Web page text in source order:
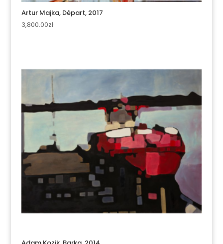
Artur Majka, Départ, 2017
3,800.00zł